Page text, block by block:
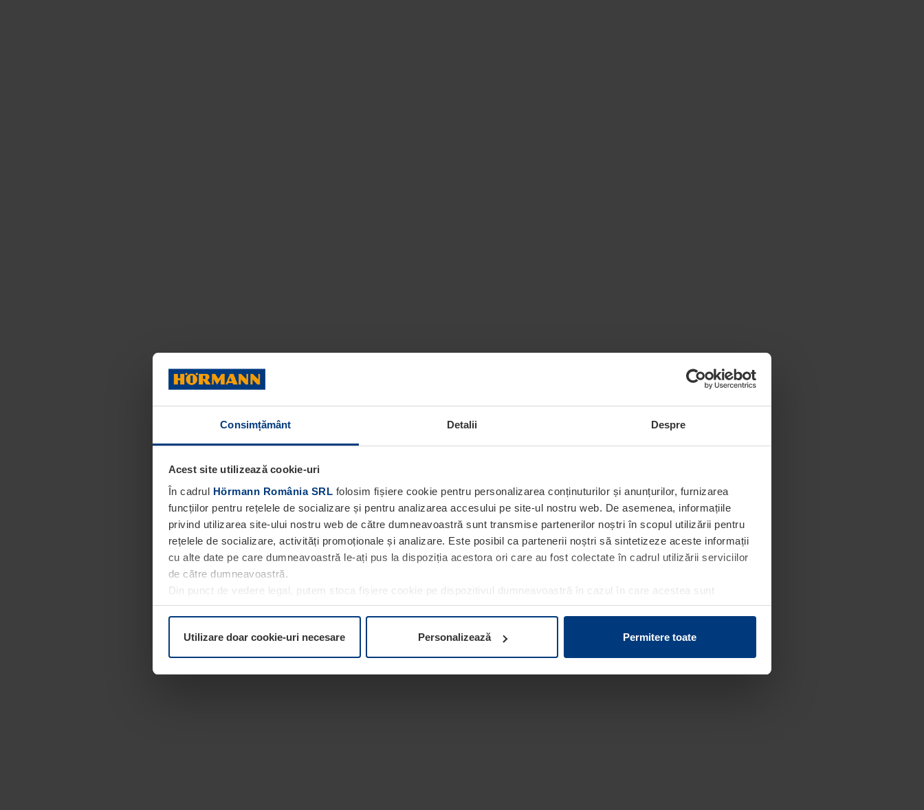
Consimțământ Detalii Despre
Acest site utilizează cookie-uri
În cadrul Hörmann România SRL folosim fișiere cookie pentru personalizarea conținuturilor și anunțurilor, furnizarea
funcțiilor pentru rețelele de socializare și pentru analizarea accesului pe site-ul nostru web. De asemenea, informațiile
privind utilizarea site-ului nostru web de către dumneavoastră sunt transmise partenerilor noștri în scopul utilizării pentru
rețelele de socializare, activități promoționale și analizare. Este posibil ca partenerii noștri să sintetizeze aceste informații
cu alte date pe care dumneavoastră le-ați pus la dispoziția acestora ori care au fost colectate în cadrul utilizării serviciilor
de către dumneavoastră.
Din punct de vedere legal, putem stoca fișiere cookie pe dispozitivul dumneavoastră în cazul în care acestea sunt
obligatorii pentru funcționarea acestei pagini. Pentru alte tipuri de fișiere cookie avem nevoie de permisiunea
paginaDeclarație cu privire la protecția datelor de pe site-ul nostru web.
Utilizare doar cookie-uri necesare Personalizează Permitere toate